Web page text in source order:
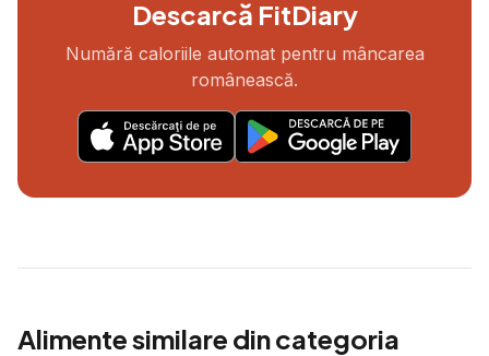
Descarcă FitDiary
Numără caloriile automat pentru mâncarea
românească.
Alimente similare din categoria